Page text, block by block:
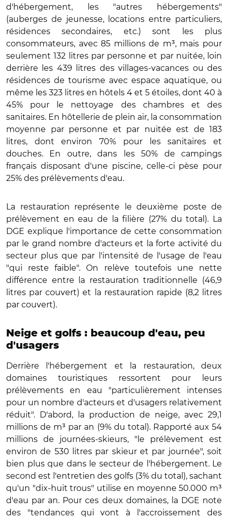
d'hébergement, les "autres hébergements"
(auberges de jeunesse, locations entre particuliers,
résidences secondaires, etc.) sont les plus
consommateurs, avec 85 millions de m³, mais pour
seulement 132 litres par personne et par nuitée, loin
derrière les 439 litres des villages-vacances ou des
résidences de tourisme avec espace aquatique, ou
même les 323 litres en hôtels 4 et 5 étoiles, dont 40 à
45% pour le nettoyage des chambres et des
sanitaires. En hôtellerie de plein air, la consommation
moyenne par personne et par nuitée est de 183
litres, dont environ 70% pour les sanitaires et
douches. En outre, dans les 50% de campings
français disposant d'une piscine, celle-ci pèse pour
25% des prélèvements d'eau.
La restauration représente le deuxième poste de
prélèvement en eau de la filière (27% du total). La
DGE explique l'importance de cette consommation
par le grand nombre d'acteurs et la forte activité du
secteur plus que par l'intensité de l'usage de l'eau
"qui reste faible". On relève toutefois une nette
différence entre la restauration traditionnelle (46,9
litres par couvert) et la restauration rapide (8,2 litres
par couvert).
Neige et golfs : beaucoup d'eau, peu
d'usagers
Derrière l'hébergement et la restauration, deux
domaines touristiques ressortent pour leurs
prélèvements en eau "particulièrement intenses
pour un nombre d'acteurs et d'usagers relativement
réduit". D'abord, la production de neige, avec 29,1
millions de m³ par an (9% du total). Rapporté aux 54
millions de journées-skieurs, "le prélèvement est
environ de 530 litres par skieur et par journée", soit
bien plus que dans le secteur de l'hébergement. Le
second est l'entretien des golfs (3% du total), sachant
qu'un "dix-huit trous" utilise en moyenne 50.000 m³
d'eau par an. Pour ces deux domaines, la DGE note
des "tendances qui vont à l'accroissement des